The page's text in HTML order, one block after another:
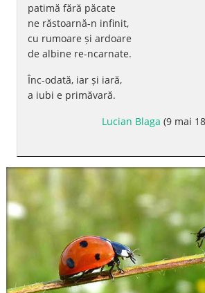
patimă fără păcate
ne răstoarnă-n infinit,
cu rumoare și ardoare
de albine re-ncarnate.
Înc-odată, iar și iară,
a iubi e primăvară.
Lucian Blaga (9 mai